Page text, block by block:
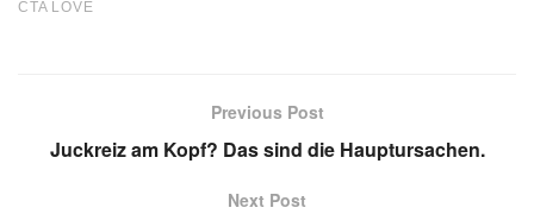
Previous Post
Juckreiz am Kopf? Das sind die Hauptursachen.
Next Post